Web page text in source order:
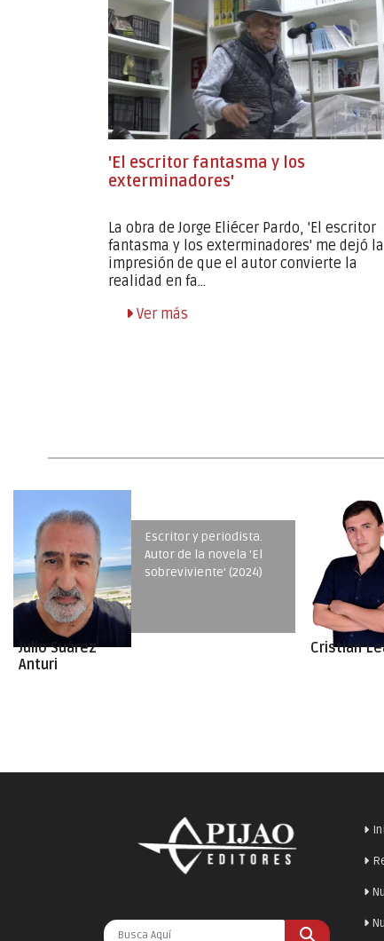
'El escritor fantasma y los
exterminadores'
La obra de Jorge Eliécer Pardo, 'El escritor
fantasma y los exterminadores' me dejó la
impresión de que el autor convierte la
realidad en fa...
Ver más
Cristian Leal
Médico psiquiatra,
autor de 'Lostville Vol I'
(2024)
Ruby